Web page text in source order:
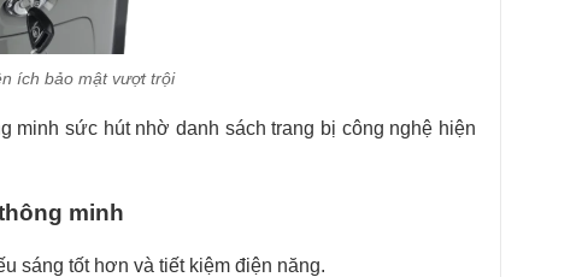
ích bảo mật vượt trội
minh sức hút nhờ danh sách trang bị công nghệ hiện
minh
sáng tốt hơn và tiết kiệm điện năng.